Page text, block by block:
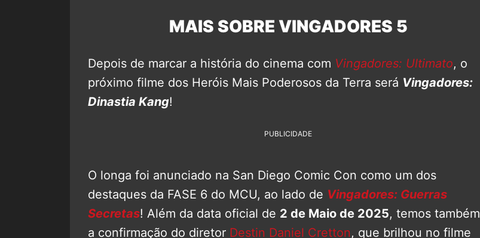
MAIS SOBRE VINGADORES 5
Depois de marcar a história do cinema com Vingadores: Ultimato, o
próximo filme dos Heróis Mais Poderosos da Terra será Vingadores:
Dinastia Kang!
PUBLICIDADE
O longa foi anunciado na San Diego Comic Con como um dos
destaques da FASE 6 do MCU, ao lado de Vingadores: Guerras
Secretas! Além da data oficial de 2 de Maio de 2025, temos também
a confirmação do diretor Destin Daniel Cretton, que brilhou no filme